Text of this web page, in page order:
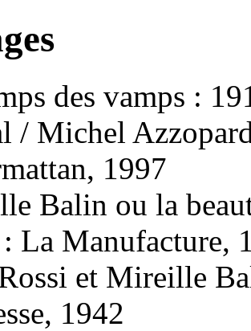
des vamps :
/ Michel
1997
Balin ou la
La Manufacture,
et Mireille
1942